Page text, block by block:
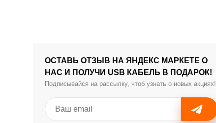
ОСТАВЬ ОТЗЫВ НА ЯНДЕКС МАРКЕТЕ О
НАС И ПОЛУЧИ USB КАБЕЛЬ В ПОДАРОК!
Подписывайся на рассылку, чтоб узнать о новых акциях!